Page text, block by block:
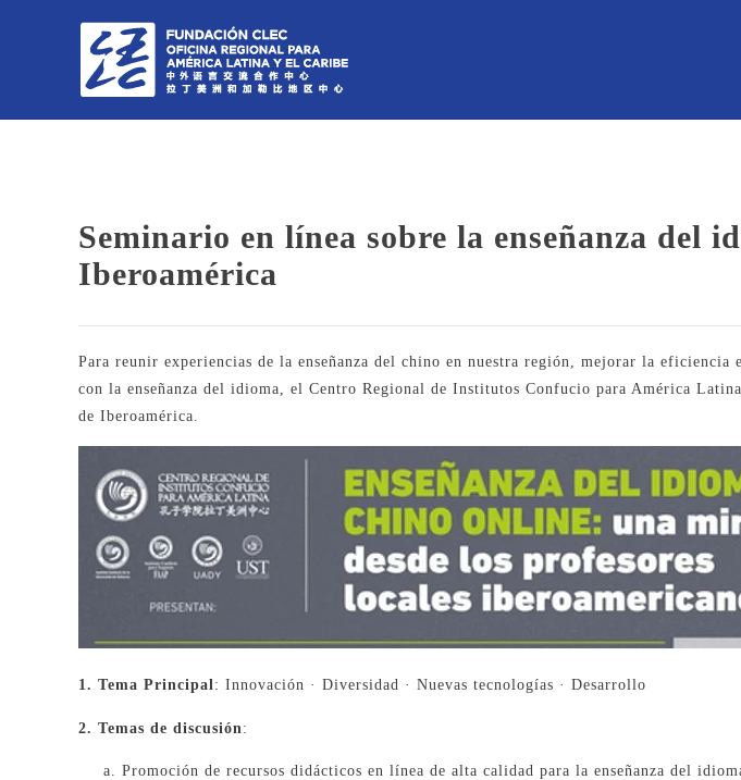
Seminario en línea sobre la enseñanza del
Iberoamérica
Para reunir experiencias de la enseñanza del chino en nuestra región, mejorar la
con la enseñanza del idioma, el Centro Regional de Institutos Confucio para América
de Iberoamérica.
1. Tema Principal: Innovación · Diversidad · Nuevas tecnologías · Desarrollo
2. Temas de discusión:
Promoción de recursos didácticos en línea de alta calidad para la enseñanza del